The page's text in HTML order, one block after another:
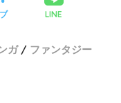
LINE
ガ
ファンタジー